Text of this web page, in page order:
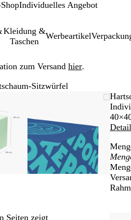
Individuelles Angebot
Kleidung &
Taschen
Werbeartikel
zum Versand hier.
Sitzwürfel
Vergrößer-/
Verwenden
Tasten
+
und
-
zum
Seiten zeigt